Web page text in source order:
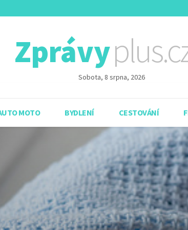
Zprávy
Sobota, 8 srpna, 2026
MOTO BYDLENÍ CESTOVÁNÍ